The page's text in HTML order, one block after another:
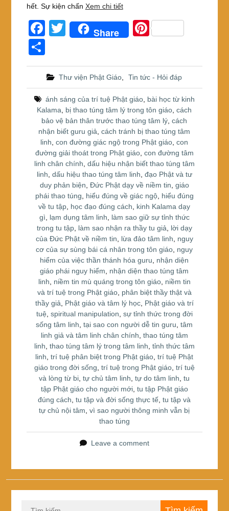
hết. Sự kiện chấn Xem chi tiết
F
a
c
e
b
o
o
k
T
er
Share
Pi
e
st
h
ar
e
Thư viện Phật Giáo Tin tức - Hỏi đáp
ánh sáng của trí tuệ Phật giáo, bài học từ kinh
Kalama
bị thao túng tâm lý trong tôn giáo ,cách
bảo vệ bản thân trước thao túng tâm lý ,cách
nhận biết guru giả ,cách tránh bị thao túng tâm
linh ,con đường giác ngộ trong Phật giáo ,con
đường giải thoát trong Phật giáo, con đường tâm
linh chân chính dấu hiệu nhận biết thao túng tâm
linh dấu hiệu thao túng tâm linh đạo Phật và tư
duy phản biện Đức Phật dạy về niềm tin giáo
phái thao túng
hiểu đúng về giác ngộ, hiểu đúng
về tu tập học đạo đúng cách
kinh Kalama dạy
gì
lạm dụng tâm linh
làm sao giữ sự tỉnh thức
trong tu tập, làm sao nhận ra thầy tu giả
lời dạy
của Đức Phật về niềm tin
lừa đảo tâm linh
nguy
cơ của sự sùng bái cá nhân trong tôn giáo nguy
hiểm của việc thần thánh hóa guru
nhận diện
giáo phái nguy hiểm
nhận diện thao túng tâm
linh
niềm tin mù quáng trong tôn giáo, niềm tin
và trí tuệ trong Phật giáo, phân biệt thầy thật và
thầy giả
Phật giáo và tâm lý học, Phật giáo và trí
tuệ spiritual manipulation sự tỉnh thức trong đời
sống tâm linh ,tại sao con người dễ tin guru ,tâm
linh giả và tâm linh chân chính thao túng tâm
linh thao túng tâm lý trong tâm linh tỉnh thức tâm
linh ,trí tuệ phân biệt trong Phật giáo ,trí tuệ Phật
giáo trong đời sống trí tuệ trong Phật giáo, trí tuệ
và lòng từ bi ,tự chủ tâm linh ,tự do tâm linh ,tu
tập Phật giáo cho người mới, tu tập Phật giáo
đúng cách ,tu tập và đời sống thực tế ,tu tập và
tự chủ nội tâm ,vì sao người thông minh vẫn bị
thao túng
Leave a comment